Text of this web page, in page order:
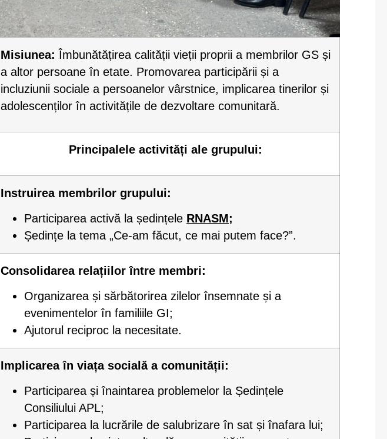
Misiunea: Îmbunătățirea calității vieții proprii a membrilor GS și
a altor persoane în etate. Promovarea participării și a
incluziunii sociale a persoanelor vârstnice, implicarea tinerilor și
adolescenților în activitățile de dezvoltare comunitară.
Principalele activități ale grupului:
Instruirea membrilor grupului:
Participarea activă la ședințele RNASM;
Ședințe la tema „Ce-am făcut, ce mai putem face?”.
Consolidarea relațiilor între membri:
Organizarea și sărbătorirea zilelor însemnate și a
evenimentelor în familiile GI;
Ajutorul reciproc la necesitate.
Implicarea în viața socială a comunității:
Participarea și înaintarea problemelor la Ședințele
Consiliului APL;
Participarea la lucrările de salubrizare în sat și înafara lui;